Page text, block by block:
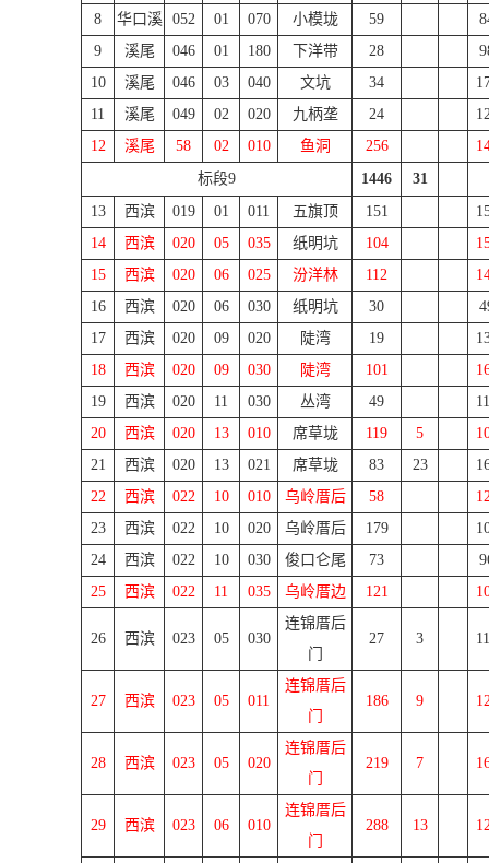
8 华口溪 052 01 070 小模垅 59
9
溪尾 046 01 180 下洋带 28
10
溪尾 046 03 040 文坑 34
11
溪尾 049 02 020 九柄垄 24
12
溪尾 58 02 010 鱼洞 256
标段9 1446
31
13
西滨 019 01 011 五旗顶 151
14
西滨 020 05 035 纸明坑 104
15
西滨 020 06 025 汾洋林 112
16
西滨 020 06 030 纸明坑 30
17
西滨 020 09 020 陡湾 19
18
西滨 020 09 030 陡湾 101
19
西滨 020 11 030 丛湾 49
20
西滨 020 13 010 席草垅 119 5
21
西滨 020 13 021 席草垅 83 23
22
西滨 022 10 010 乌岭厝后 58
23
西滨 022 10 020 乌岭厝后 179
24
西滨 022 10 030 俊口仑尾 73
25
西滨 022 11 035 乌岭厝边 121
26 西滨 023 05 030
连锦厝后
门
27 3
27 西滨 023 05 011
连锦厝后
门
186 9
28 西滨 023 05 020
连锦厝后
门
219 7
29 西滨 023 06 010
连锦厝后
门
288 13